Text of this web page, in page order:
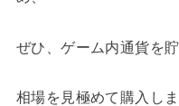
ぜひ、ゲーム内通貨を貯
相場を見極めて購入し